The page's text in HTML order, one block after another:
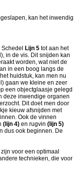
kan het inwendig
Schedel Lijn 5 tot aan het
in de vis. Dit snijden kan
worden, wat niet de
in een boog langs de
huidstuk, kan men nu
gaan we kleine en zeer
een objectglaasje gelegd
deze inwendige organen
Dit doet men door
kieuw afsnijden met
Ook de vinnen
(lijn 4) en rugvin (lijn 5)
dus ook beginnen. De
voor een optimaal
technieken, die voor